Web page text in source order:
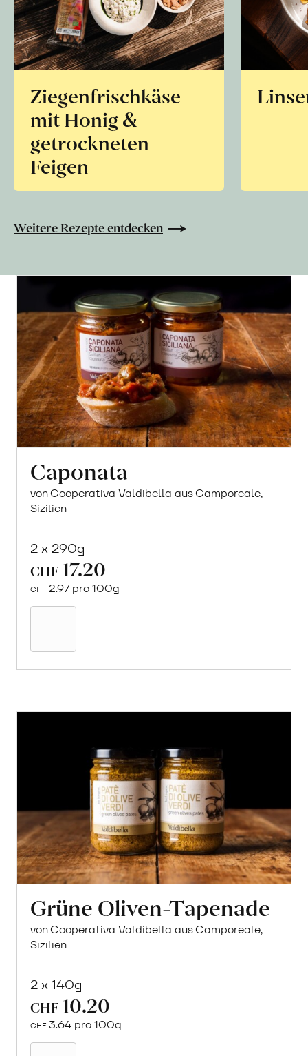
Ziegenfrischkäse
mit Honig &
getrockneten
Feigen
Weitere Rezepte entdecken
Caponata
von Cooperativa Valdibella aus Camporeale,
Sizilien
2 x 290g
CHF 17.20
CHF 2.97 pro 100g
Grüne Oliven-Tapenade
von Cooperativa Valdibella aus Camporeale,
Sizilien
2 x 140g
CHF 10.20
CHF 3.64 pro 100g